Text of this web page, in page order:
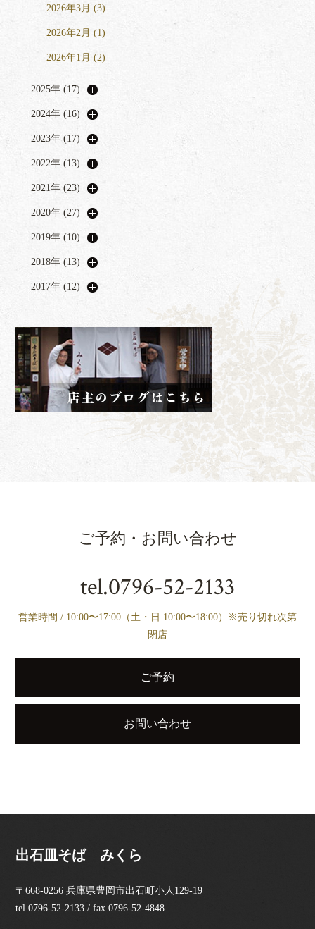
2026年3月 (3)
2026年2月 (1)
2026年1月 (2)
2025年 (17)
2024年 (16)
2023年 (17)
2022年 (13)
2021年 (23)
2020年 (27)
2019年 (10)
2018年 (13)
2017年 (12)
ご予約・お問い合わせ
tel.0796-52-2133
営業時間 / 10:00〜17:00（土・日 10:00〜18:00）※売り切れ次第
閉店
ご予約
お問い合わせ
出石皿そば みくら
〒668-0256 兵庫県豊岡市出石町小人129-19
tel.0796-52-2133 / fax.0796-52-4848